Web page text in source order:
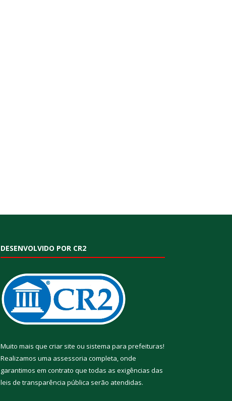
DESENVOLVIDO POR CR2
Muito mais que criar site ou sistema para prefeituras!
Realizamos uma assessoria completa, onde
garantimos em contrato que todas as exigências das
leis de transparência pública serão atendidas.